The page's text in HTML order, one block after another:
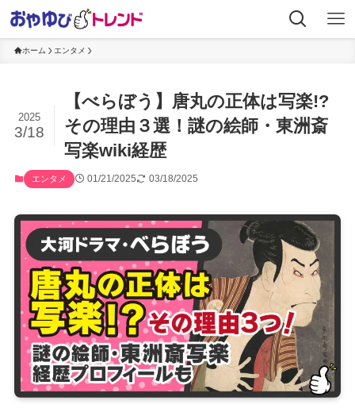
ホーム エンタメ
【べらぼう】唐丸の正体は写楽!?
その理由３選！謎の絵師・東洲斎
写楽wiki経歴
2025
3/18
エンタメ 01/21/2025 03/18/2025